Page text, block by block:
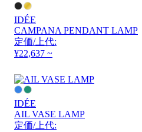
IDÉE
CAMPANA PENDANT LAMP
定価/上代:
¥22,637 ~
IDÉE
AIL VASE LAMP
定価/上代: